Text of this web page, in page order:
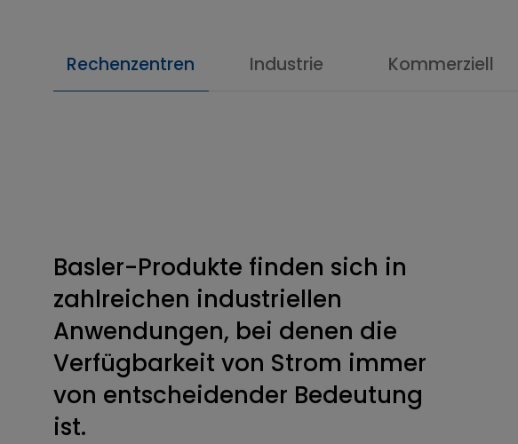
Rechenzentren Industrie Kommerziell
Basler-Produkte finden sich in
zahlreichen industriellen
Anwendungen, bei denen die
Verfügbarkeit von Strom immer
von entscheidender Bedeutung
ist.